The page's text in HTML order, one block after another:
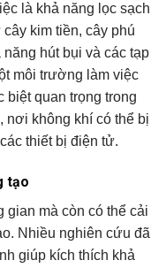
là khả năng lọc sạch
kim tiền, cây phú
hút bụi và các tạp
môi trường làm việc
biệt quan trọng trong
nơi không khí có thể bị
thiết bị điện tử.
tạo
gian mà còn có thể cải
Nhiều nghiên cứu đã
giúp kích thích khả